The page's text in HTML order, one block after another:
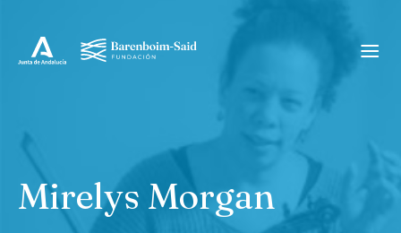
Mirelys Morgan